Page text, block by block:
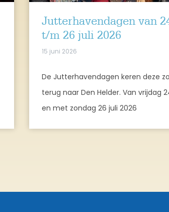
Jutterhavendagen van
t/m 26 juli 2026
15 juni 2026
De Jutterhavendagen keren deze
terug naar Den Helder. Van vrijdag
en met zondag 26 juli 2026